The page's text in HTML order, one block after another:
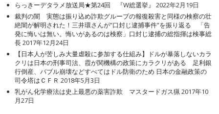
らっきーデタラメ放送局★第24回 『W総選挙』
2022年2月19日
裁判の闇 実態は振り込め詐欺グループの報復殺害と同様の検察の壮
絶闇が解明された！三井環さんが”口封じ逮捕事件”を振り返る 「告
発に悔いは無い。悔いがあるのは検察」口封じ逮捕の総指揮は検事総
長2017年12月24日
【日本人が苦しみ大量虐殺に参加する仕組み】ドルが暴落しないカラ
クリは日本の刑事司法、霞が関機構の政策にカラクリがある 足利銀
行倒産、バブル崩壊などすべてはドル防衛のため 日本の金融政策の
司令塔はＣＦＲ 2018年5月3日
乳がん化学療法は史上最悪の薬害詐欺 マスタードガス猟2017年10
月27日